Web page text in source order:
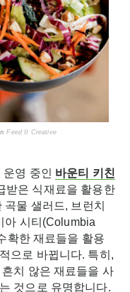
Feed It Creative
영 중인 바운티 키친
받은 식재료을 활용한
물 샐러드, 브런치
아 시티(Columbia
확한 재료들을 활용
으로 바뀝니다. 특히,
치 않은 재료들을 사
것으로 유명합니다.